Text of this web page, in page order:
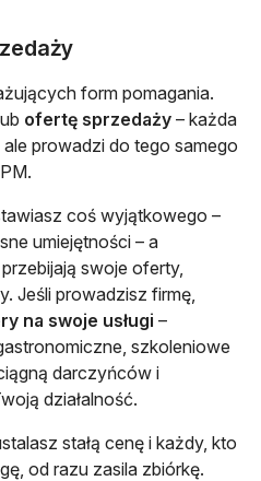
form pomagania.
ofertę sprzedaży – każda
prowadzi do tego samego
coś wyjątkowego –
umiejętności – a
swoje oferty,
Jeśli prowadzisz firmę,
na swoje usługi –
szkoleniowe
darczyńców i
działalność.
stałą cenę i każdy, kto
od razu zasila zbiórkę.